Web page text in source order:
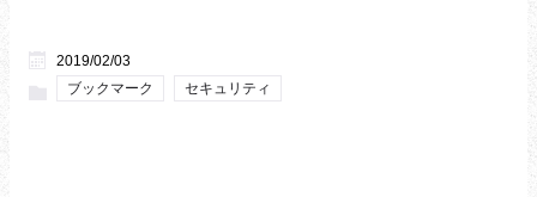
2019/02/03
ブックマーク
セキュリティ